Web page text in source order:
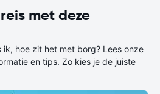
met deze
ik, hoe zit het met borg? Lees onze
en tips. Zo kies je de juiste